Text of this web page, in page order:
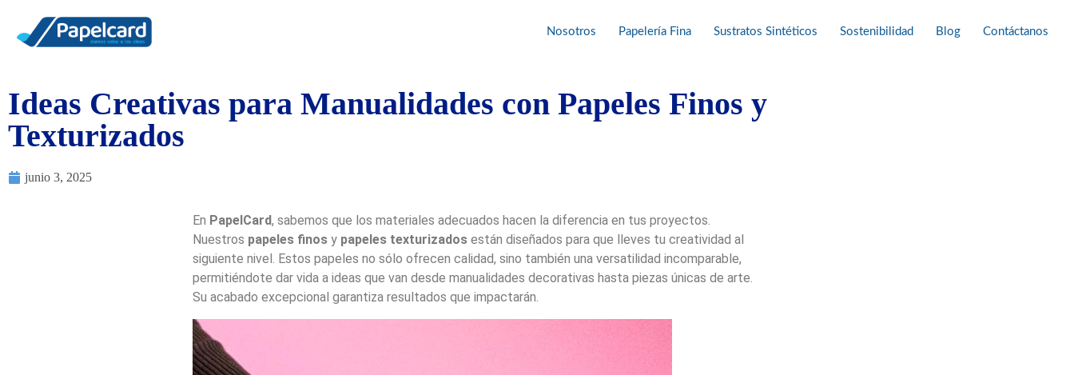
Nosotros Papelería Fina Sustratos Sintéticos Sostenibilidad Blog Contáctanos
Ideas Creativas para Manualidades con Papeles Finos y
Texturizados
junio 3, 2025
En PapelCard, sabemos que los materiales adecuados hacen la diferencia en tus proyectos.
Nuestros papeles finosy papeles texturizadosestán diseñados para que lleves tu creatividad al
siguiente nivel. Estos papeles no sólo ofrecen calidad, sino también una versatilidad incomparable,
permitiéndote dar vida a ideas que van desde manualidades decorativas hasta piezas únicas de arte.
Su acabado excepcional garantiza resultados que impactarán.